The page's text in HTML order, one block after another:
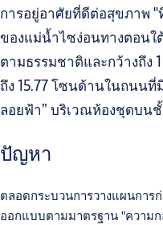
การอยู่อาศัยที่ดีต่อสุขภาพ "
ของแม่น้ำไซง่อนทางตอนใ
ตามธรรมชาติและกว้างถึง
ถึง 15.77 โซนด้านในถนนที่
ลอยฟ้า” บริเวณห้องชุดบน
ปัญหา
ตลอดกระบวนการวางแผนการ
ออกแบบตามมาตรฐาน "ความ